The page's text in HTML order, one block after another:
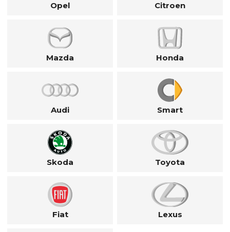
Opel Citroen
Mazda Honda
Audi Smart
Skoda Toyota
Fiat Lexus